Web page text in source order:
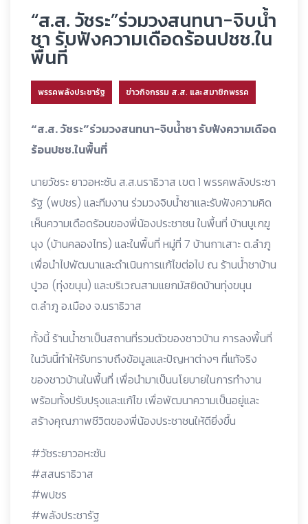
“ส.ส. วัชระ”ร่วมวงสนทนา-จิบน้ำ
ชา รับฟังความเดือดร้อนปชช.ใน
พื้นที่
พรรคพลังประชารัฐ ข่าวกิจกรรม ส.ส. และสมาชิกพรรค
“ส.ส. วัชระ”ร่วมวงสนทนา-จิบน้ำชา รับฟังความเดือด
ร้อนปชช.ในพื้นที่
นายวัชระ ยาวอหะซัน ส.ส.นราธิวาส เขต 1 พรรคพลังประชา
รัฐ (พปชร) และทีมงาน ร่วมวงจิบน้ำชาและรับฟังความคิด
เห็นความเดือดร้อนของพี่น้องประชาชน ในพื้นที่ บ้านบูเกฆู
นุง (บ้านคลองไทร) และในพื้นที่ หมู่ที่ 7 บ้านกาเสาะ ต.ลำภู
เพื่อนำไปพัฒนาและดำเนินการแก้ไขต่อไป ณ ร้านน้ำชาบ้าน
ปูวอ (ทุ่งขนุน) และบริเวณสามแยกมัสยิดบ้านทุ่งขนุน
ต.ลำภู อ.เมือง จ.นราธิวาส
ทั้งนี้ ร้านน้ำชาเป็นสถานที่รวมตัวของชาวบ้าน การลงพื้นที่
ในวันนี้ทำให้รับทราบถึงข้อมูลและปัญหาต่างๆ ที่แท้จริง
ของชาวบ้านในพื้นที่ เพื่อนำมาเป็นนโยบายในการทำงาน
พร้อมทั้งปรับปรุงและแก้ไข เพื่อพัฒนาความเป็นอยู่และ
สร้างคุณภาพชีวิตของพี่น้องประชาชนให้ดียิ่งขึ้น
#วัชระยาวอหะซัน
#สสนราธิวาส
#พปชร
#พลังประชารัฐ